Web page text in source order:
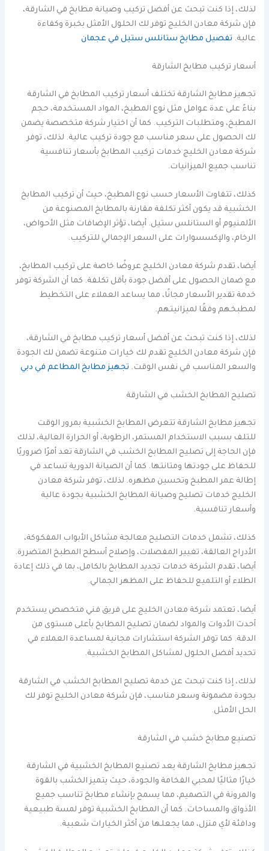
لذلك، إذا كنت تبحث عن أفضل تركيب وصيانة مطابخ في الشارقة،
فإن شركة معادن الخليج توفر لك الحلول الأمثل بخبرة وكفاءة
عالية. تفصيل مطابخ ستانلس ستيل في عجمان
أسعار تركيب مطابخ الشارقة
تجهيز مطابخ الشارقة تختلف أسعار تركيب المطابخ في الشارقة
بناءً على عدة عوامل مثل نوع المطبخ، المواد المستخدمة، حجم
المطبخ، ومتطلبات التركيب. كما أن اختيار شركة متخصصة يضمن
لك الحصول على سعر مناسب مع جودة تركيب عالية. لذلك، توفر
شركة معادن الخليج خدمات تركيب المطابخ بأسعار تنافسية
تناسب جميع الميزانيات.
كذلك، تتفاوت الأسعار حسب نوع المطبخ، حيث أن تركيب المطابخ
الخشبية قد يكون أكثر تكلفة مقارنة بالمطابخ المصنوعة من
الألمنيوم أو الستانلس ستيل. أيضا، تؤثر الإضافات مثل الأحواض،
الرخام، والإكسسوارات على السعر الإجمالي للتركيب.
أيضا، تقدم شركة معادن الخليج عروضًا خاصة على تركيب المطابخ،
مع ضمان الحصول على أفضل جودة بأقل تكلفة. كما أن الشركة توفر
خدمة تقدير الأسعار مجانًا، مما يساعد العملاء على التخطيط
لمطبخهم وفقًا لميزانيتهم.
لذلك، إذا كنت تبحث عن أفضل أسعار تركيب مطابخ في الشارقة،
فإن شركة معادن الخليج تقدم لك خيارات متنوعة تضمن لك الجودة
والسعر المناسب في نفس الوقت. تجهيز مطابخ المطاعم في دبي
تصليح المطابخ الخشب في الشارقة
تجهيز مطابخ الشارقة تتعرض المطابخ الخشبية بمرور الوقت
للتلف بسبب الاستخدام المستمر، الرطوبة، أو الحرارة العالية، لذلك
فإن الحاجة إلى تصليح المطابخ الخشب في الشارقة تعد أمرًا ضروريًا
للحفاظ على جودتها ومتانتها. كما أن الصيانة الدورية تساعد في
إطالة عمر المطبخ وتحسين مظهره. لذلك، توفر شركة معادن
الخليج خدمات تصليح وصيانة المطابخ الخشبية بجودة عالية
وأسعار تنافسية.
كذلك، تشمل خدمات التصليح معالجة مشاكل الأبواب المفكوكة،
الأدراج العالقة، تغيير المفصلات، وإصلاح أسطح المطبخ المتضررة.
أيضا، تقدم الشركة خدمات تجديد المطابخ بالكامل، بما في ذلك إعادة
الطلاء أو التلميع للحفاظ على المظهر الجمالي.
أيضا، تعتمد شركة معادن الخليج على فريق فني متخصص يستخدم
أحدث الأدوات والمواد لضمان تصليح المطابخ بأعلى مستوى من
الدقة. كما توفر الشركة استشارات مجانية لمساعدة العملاء في
تحديد أفضل الحلول لمشاكل المطابخ الخشبية.
لذلك، إذا كنت تبحث عن خدمة تصليح المطابخ الخشب في الشارقة
بجودة مضمونة وسعر مناسب، فإن شركة معادن الخليج توفر لك
الحل الأمثل.
تصنيع مطابخ خشب في الشارقة
تجهيز مطابخ الشارقة يعد تصنيع المطابخ الخشبية في الشارقة
خيارًا مثاليًا لمحبي الفخامة والجودة، حيث يتميز الخشب بالقوة
والمرونة في التصميم، مما يسمح بإنشاء مطابخ تناسب جميع
الأذواق والمساحات. كما أن المطابخ الخشبية توفر لمسة طبيعية
ودافئة لأي منزل، مما يجعلها من أكثر الخيارات شعبية.